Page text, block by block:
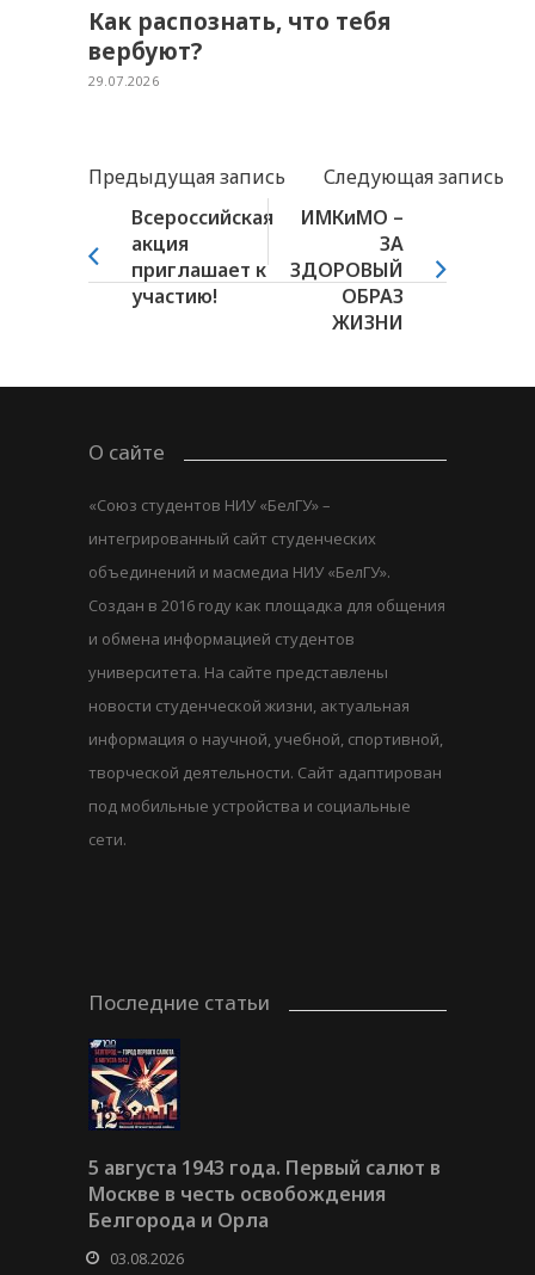
Как распознать, что тебя
вербуют?
29.07.2026
Предыдущая запись
Следующая запись
Всероссийская
акция
приглашает к
участию!
ИМКиМО –
ЗА
ЗДОРОВЫЙ
ОБРАЗ
ЖИЗНИ
О сайте
«Союз студентов НИУ «БелГУ» –
интегрированный сайт студенческих
объединений и масмедиа НИУ «БелГУ».
Создан в 2016 году как площадка для общения
и обмена информацией студентов
университета. На сайте представлены
новости студенческой жизни, актуальная
информация о научной, учебной, спортивной,
творческой деятельности. Сайт адаптирован
под мобильные устройства и социальные
сети.
Последние статьи
5 августа 1943 года. Первый салют в
Москве в честь освобождения
Белгорода и Орла
03.08.2026